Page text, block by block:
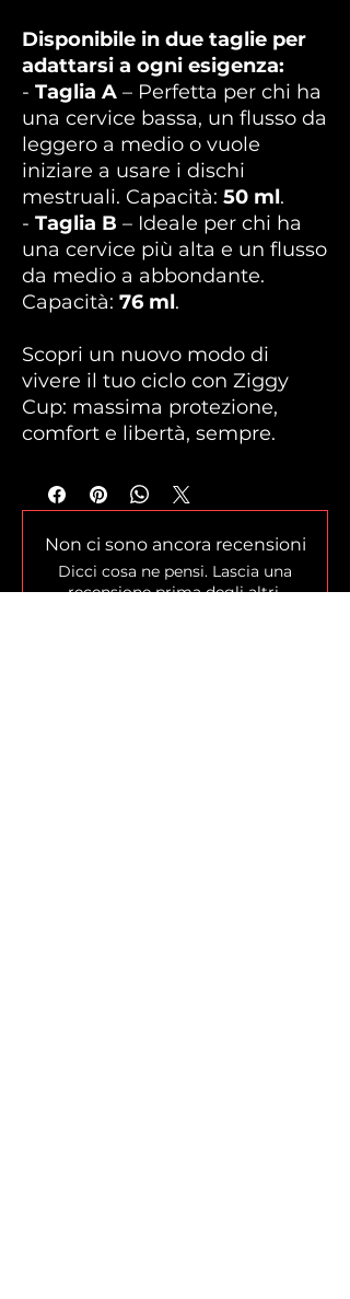
Disponibile in due taglie per
adattarsi a ogni esigenza:
- Taglia A – Perfetta per chi ha
una cervice bassa, un flusso da
leggero a medio o vuole
iniziare a usare i dischi
mestruali. Capacità: 50 ml.
- Taglia B – Ideale per chi ha
una cervice più alta e un flusso
da medio a abbondante.
Capacità: 76 ml.
Scopri un nuovo modo di
vivere il tuo ciclo con Ziggy
Cup: massima protezione,
comfort e libertà, sempre.
Non ci sono ancora recensioni
Dicci cosa ne pensi. Lascia una
recensione prima degli altri.